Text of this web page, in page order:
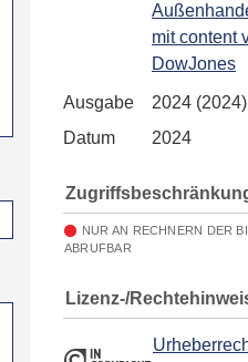
mit content
DowJones
Ausgabe
2024
Datum
2024
NUR AN RECHNERN DER
ABRUFBAR
Lizenz-/